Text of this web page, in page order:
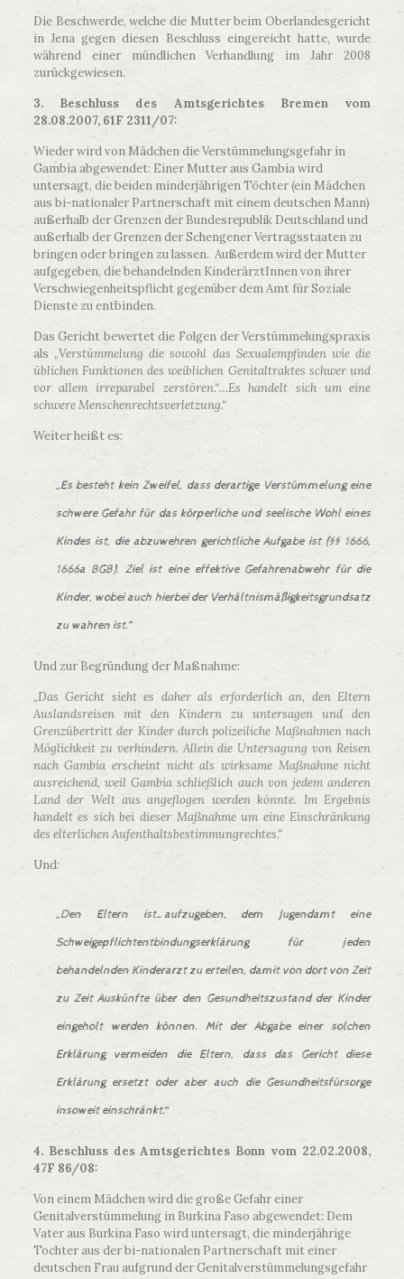
Die Beschwerde, welche die Mutter beim Oberlandesgericht
in Jena gegen diesen Beschluss eingereicht hatte, wurde
während einer mündlichen Verhandlung im Jahr 2008
zurückgewiesen.
3. Beschluss des Amtsgerichtes Bremen vom
28.08.2007, 61F 2311/07:
Wieder wird von Mädchen die Verstümmelungsgefahr in
Gambia abgewendet: Einer Mutter aus Gambia wird
untersagt, die beiden minderjährigen Töchter (ein Mädchen
aus bi-nationaler Partnerschaft mit einem deutschen Mann)
außerhalb der Grenzen der Bundesrepublik Deutschland und
außerhalb der Grenzen der Schengener Vertragsstaaten zu
bringen oder bringen zu lassen. Außerdem wird der Mutter
aufgegeben, die behandelnden KinderärztInnen von ihrer
Verschwiegenheitspflicht gegenüber dem Amt für Soziale
Dienste zu entbinden.
Das Gericht bewertet die Folgen der Verstümmelungspraxis
als „Verstümmelung die sowohl das Sexualempfinden wie die
üblichen Funktionen des weiblichen Genitaltraktes schwer und
vor allem irreparabel zerstören.“…Es handelt sich um eine
schwere Menschenrechtsverletzung.“
Weiter heißt es:
„Es besteht kein Zweifel, dass derartige Verstümmelung eine
schwere Gefahr für das körperliche und seelische Wohl eines
Kindes ist, die abzuwehren gerichtliche Aufgabe ist (§§ 1666,
1666a BGB). Ziel ist eine effektive Gefahrenabwehr für die
Kinder, wobei auch hierbei der Verhältnismäßigkeitsgrundsatz
zu wahren ist.“
Und zur Begründung der Maßnahme:
„Das Gericht sieht es daher als erforderlich an, den Eltern
Auslandsreisen mit den Kindern zu untersagen und den
Grenzübertritt der Kinder durch polizeiliche Maßnahmen nach
Möglichkeit zu verhindern. Allein die Untersagung von Reisen
nach Gambia erscheint nicht als wirksame Maßnahme nicht
ausreichend, weil Gambia schließlich auch von jedem anderen
Land der Welt aus angeflogen werden könnte. Im Ergebnis
handelt es sich bei dieser Maßnahme um eine Einschränkung
des elterlichen Aufenthaltsbestimmungrechtes.“
Und:
„Den Eltern ist…aufzugeben, dem Jugendamt eine
Schweigepflichtentbindungserklärung für jeden
behandelnden Kinderarzt zu erteilen, damit von dort von Zeit
zu Zeit Auskünfte über den Gesundheitszustand der Kinder
eingeholt werden können. Mit der Abgabe einer solchen
Erklärung vermeiden die Eltern, dass das Gericht diese
Erklärung ersetzt oder aber auch die Gesundheitsfürsorge
insoweit einschränkt.“
4. Beschluss des Amtsgerichtes Bonn vom 22.02.2008,
47F 86/08:
Von einem Mädchen wird die große Gefahr einer
Genitalverstümmelung in Burkina Faso abgewendet: Dem
Vater aus Burkina Faso wird untersagt, die minderjährige
Tochter aus der bi-nationalen Partnerschaft mit einer
deutschen Frau aufgrund der Genitalverstümmelungsgefahr